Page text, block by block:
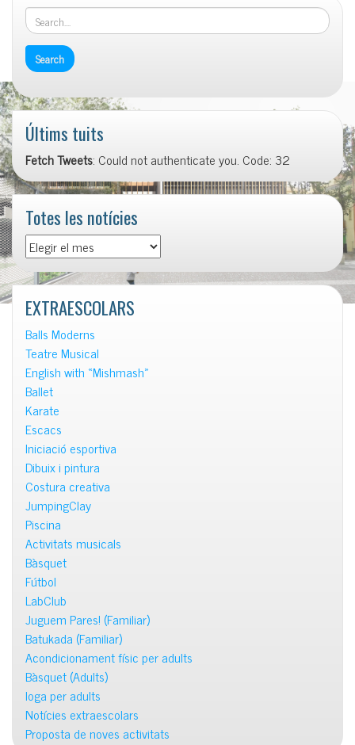
Últims tuits
Fetch Tweets: Could not authenticate you. Code: 32
Totes les notícies
Totes
les
notícies
EXTRAESCOLARS
Balls Moderns
Teatre Musical
English with «Mishmash»
Ballet
Karate
Escacs
Iniciació esportiva
Dibuix i pintura
Costura creativa
JumpingClay
Piscina
Activitats musicals
Bàsquet
Fútbol
LabClub
Juguem Pares! (Familiar)
Batukada (Familiar)
Acondicionament físic per adults
Bàsquet (Adults)
Ioga per adults
Notícies extraescolars
Proposta de noves activitats